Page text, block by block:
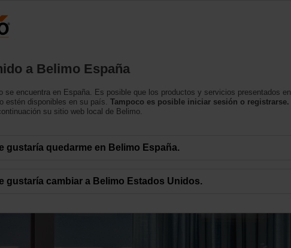
ambiente y de zona
a Belimo España
se encuentra en España. Es posible que los productos y servicios presentados en
estén disponibles en su país. Tampoco es posible iniciar sesión o registrarse.
su sitio web local de Belimo.
gustaría quedarme en Belimo España.
gustaría cambiar a Belimo Estados Unidos.